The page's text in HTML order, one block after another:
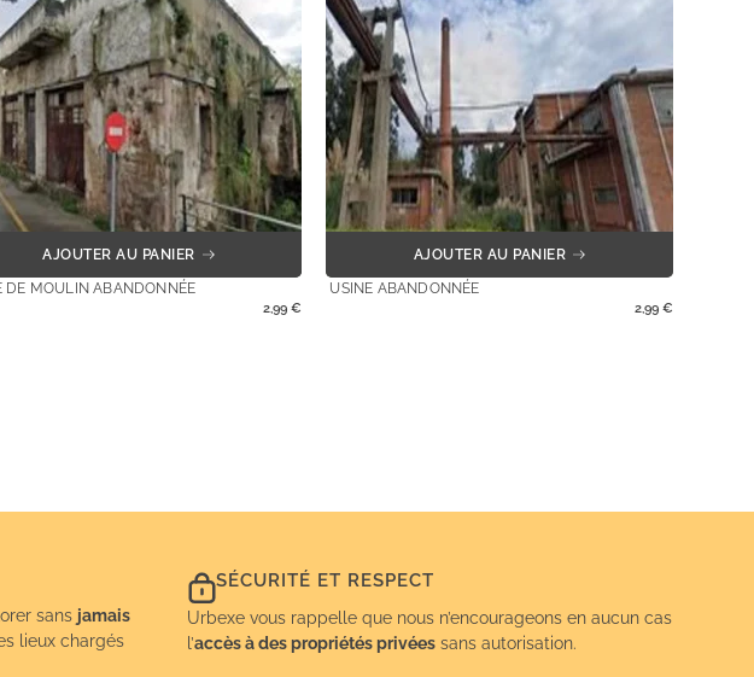
AJOUTER AU PANIER
DE MOULIN ABANDONNÉE
2,99€
AJOUTER AU PANIER
USINE ABANDONNÉE
2,99 €
sans jamais
lieux chargés
SÉCURITÉ ET RESPECT
Urbexe vous rappelle que nous n’encourageons en aucun cas
l’accès à des propriétés privéessans autorisation.